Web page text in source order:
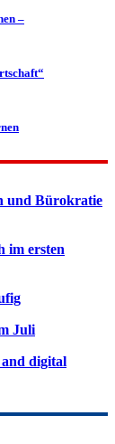
–
und Bürokratie
im ersten
Juli
and digital